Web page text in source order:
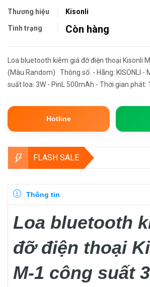
Thương hiệu Kisonli
Tình trạng Còn hàng
Loa bluetooth kiêm giá đỡ điện thoại Kisonli
(Màu Random) Thông số: - Hãng: KISONLI -
suất loa: 3W - PinL 500mAh - Thời gian phát:
Hotline
FLASH SALE
Thông tin
Loa bluetooth
đỡ điện thoại
M-1 công suất